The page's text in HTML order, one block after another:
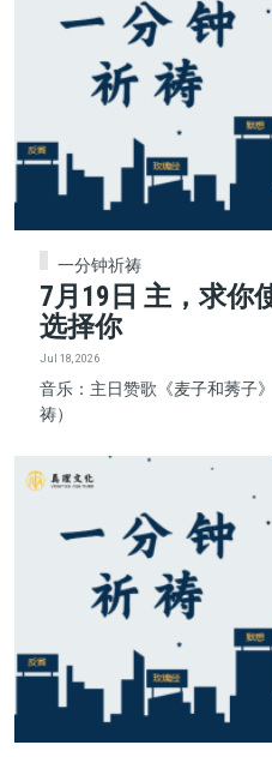
一分钟祈祷
7月19日 主，求你
选择你
Jul 18, 2026
音乐：主日赞歌《麦子和莠子
祷）